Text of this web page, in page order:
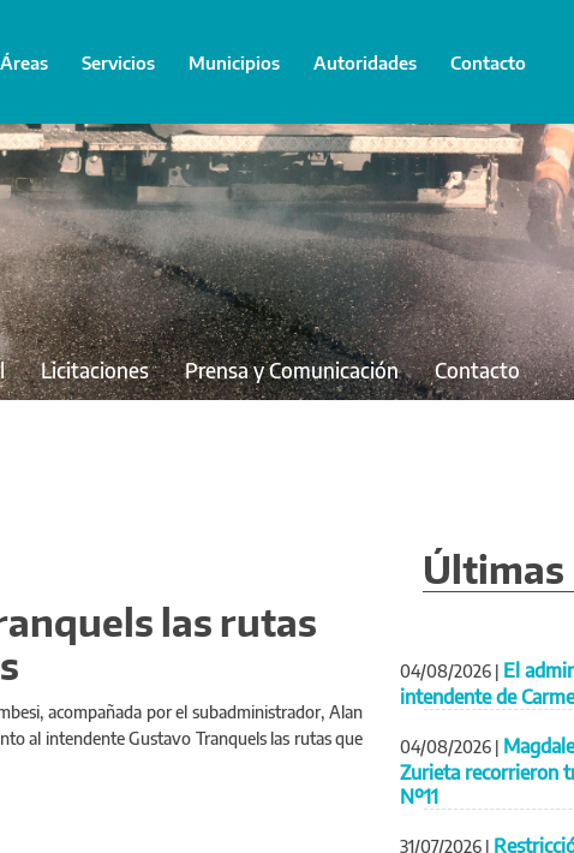
Áreas Servicios Municipios Autoridades Contacto
Licitaciones Prensa y Comunicación Contacto
las rutas
acompañada por el subadministrador, Alan
al intendente Gustavo Tranquels las rutas que
Últimas
04/08/2026 | El
intendente de
04/08/2026 |
Zurieta recorrieron
Nº11
31/07/2026 |